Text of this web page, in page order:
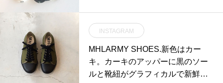
くさんのご来店お待ちしておりま
す！….#spaghetti #pasta #パスタ
#濃厚 #カルボナーラ#dinner #デ
ィナー#cafe #カフェ#cafestagram
#instafood #haus_matsue#hausm
atsue #松江カフェ #島根カフェ#
もすっきりみせてくれる。.一日中
身につけておくものだから気持ち
よく履けるものが嬉しい。サイズ
は26〜28センチバレンタインにも
INSTAGRAM
MHLARMY SHOES.新色はカー
キ。カーキのアッパーに黒のソー
ルと靴紐がグラフィカルで新鮮な